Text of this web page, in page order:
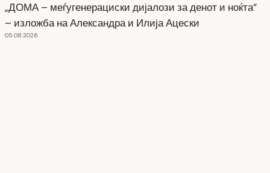
„ДОМА – меѓугенерациски дијалози за денот и ноќта“
– изложба на Александра и Илија Ацески
05.08.2026